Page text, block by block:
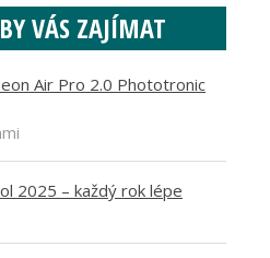
VÁS ZAJÍMAT
Air Pro 2.0 Phototronic
2025 – každý rok lépe